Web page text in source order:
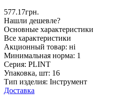
577.17грн.
Нашли дешевле?
Основные характеристики
Все характеристики
Акционный товар: ні
Минимальная норма: 1
Серия: PLINT
Упаковка, шт: 16
Тип изделия: Інструмент
Доставка